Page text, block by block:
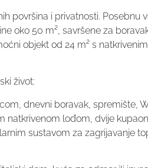
površina i privatnosti. Posebnu
oko 50 m², savršene za
objekt od 24 m² s
život:
dnevni boravak, spremište,
natkrivenom lođom, dvije
sustavom za zagrijavanje